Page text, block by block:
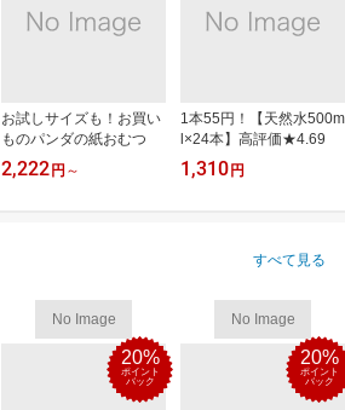
お試しサイズも！お買い
ものパンダの紙おむつ
2,222 円 ～
1本55円！【天然水500m
l×24本】高評価★4.69
1,310 円
すべて見る
No Image
20%
ポイント
バック
No Image
20%
ポイント
バック